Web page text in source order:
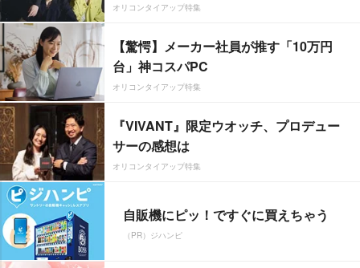
オリコンタイアップ特集
【驚愕】メーカー社員が推す「10万円
台」神コスパPC
オリコンタイアップ特集
『VIVANT』限定ウオッチ、プロデュー
サーの感想は
オリコンタイアップ特集
自販機にピッ！ですぐに買えちゃう
（PR）ジハンピ